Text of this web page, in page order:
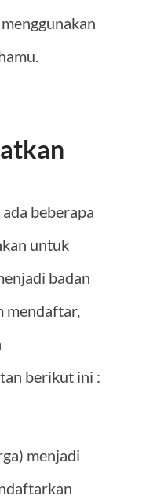
beberapa
untuk
badan
mendaftar,
berikut ini :
menjadi